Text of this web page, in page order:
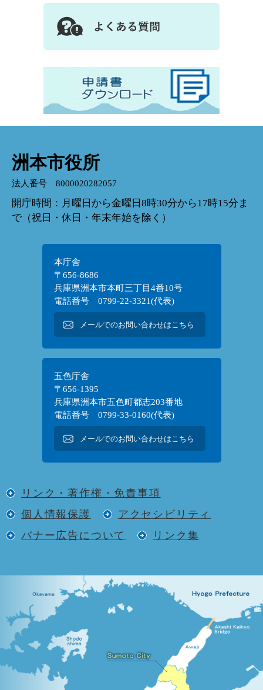
洲本市役所
法人番号 8000020282057
開庁時間：月曜日から金曜日8時30分から17時15分ま
で（祝日・休日・年末年始を除く）
本庁舎
〒656-8686
兵庫県洲本市本町三丁目4番10号
電話番号 0799-22-3321(代表)
メールでのお問い合わせはこちら
五色庁舎
〒656-1395
兵庫県洲本市五色町都志203番地
電話番号 0799-33-0160(代表)
メールでのお問い合わせはこちら
リンク・著作権・免責事項
個人情報保護
アクセシビリティ
バナー広告について
リンク集